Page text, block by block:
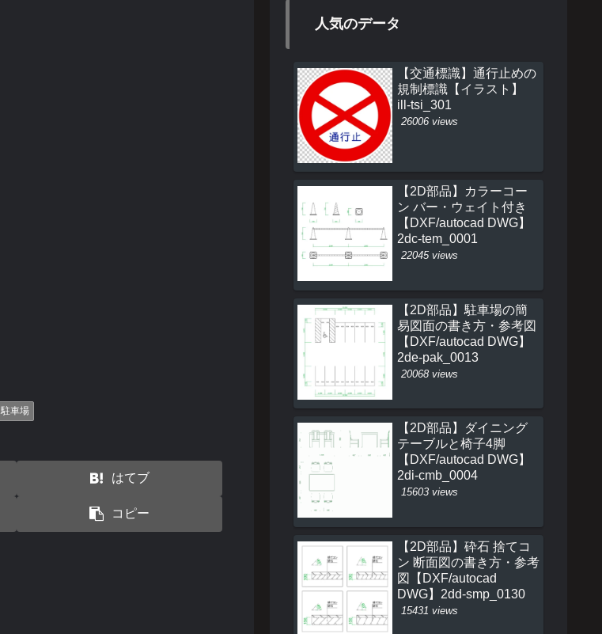
駐車場
はてブ
コピー
人気のデータ
【交通標識】通行止めの
規制標識【イラスト】
ill-tsi_301
26006 views
【2D部品】カラーコー
ン バー・ウェイト付き
【DXF/autocad DWG】
2dc-tem_0001
22045 views
【2D部品】駐車場の簡
易図面の書き方・参考図
【DXF/autocad DWG】
2de-pak_0013
20068 views
【2D部品】ダイニング
テーブルと椅子4脚
【DXF/autocad DWG】
2di-cmb_0004
15603 views
【2D部品】砕石 捨てコ
ン 断面図の書き方・参考
図【DXF/autocad
DWG】2dd-smp_0130
15431 views